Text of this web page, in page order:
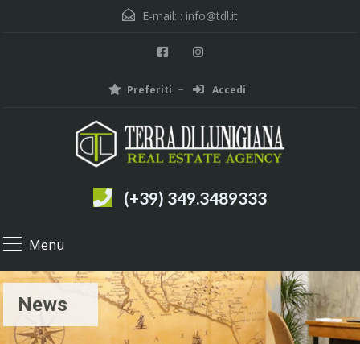
E-mail: : info@tdl.it
Preferiti Accedi
(+39) 349.3489333
Menu
News